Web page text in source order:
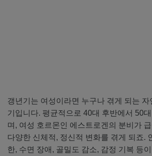
갱년기는 여성이라면 누구나 겪게 되는 자
기입니다. 평균적으로 40대 후반에서 50
며, 여성 호르몬인 에스트로겐의 분비가
다양한 신체적, 정신적 변화를 겪게 되죠.
한, 수면 장애, 골밀도 감소, 감정 기복 등